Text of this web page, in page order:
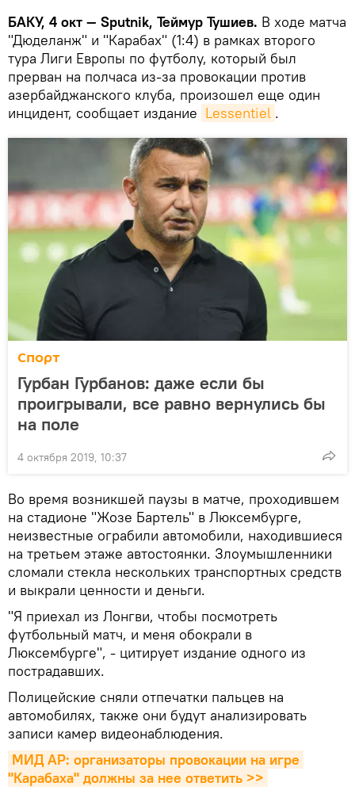
БАКУ, 4 окт — Sputnik, Теймур Тушиев. В ходе матча
"Дюделанж" и "Карабах" (1:4) в рамках второго
тура Лиги Европы по футболу, который был
прерван на полчаса из-за провокации против
азербайджанского клуба, произошел еще один
инцидент, сообщает издание Lessentiel .
Спорт
Гурбан Гурбанов: даже если бы
проигрывали, все равно вернулись бы
на поле
4 октября 2019, 10:37
Во время возникшей паузы в матче, проходившем
на стадионе "Жозе Бартель" в Люксембурге,
неизвестные ограбили автомобили, находившиеся
на третьем этаже автостоянки. Злоумышленники
сломали стекла нескольких транспортных средств
и выкрали ценности и деньги.
"Я приехал из Лонгви, чтобы посмотреть
футбольный матч, и меня обокрали в
Люксембурге", - цитирует издание одного из
пострадавших.
Полицейские сняли отпечатки пальцев на
автомобилях, также они будут анализировать
записи камер видеонаблюдения.
МИД АР: организаторы провокации на игре
"Карабаха" должны за нее ответить >>